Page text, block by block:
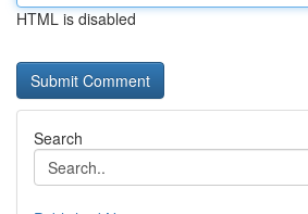
HTML is disabled
Search